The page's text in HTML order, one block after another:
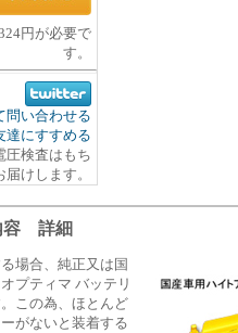
円が必要で
す。
問い合わせる
達にすすめる
圧検査はもち
けします。
容 詳細
場合、純正又は国
プティマ バッテリ
この為、ほとんど
がないと装着する